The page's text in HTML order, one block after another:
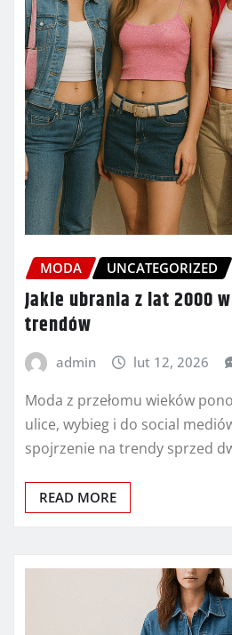
MODA UNCATEGORIZED
Jakie ubrania z lat 2000
trendów
admin lut 12, 2026
Moda z przełomu wieków
ulice, wybieg i do social
spojrzenie na trendy sprzed
READ MORE